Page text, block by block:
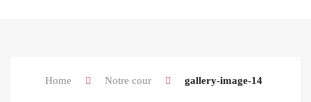
Home Notre cour gallery-image-14